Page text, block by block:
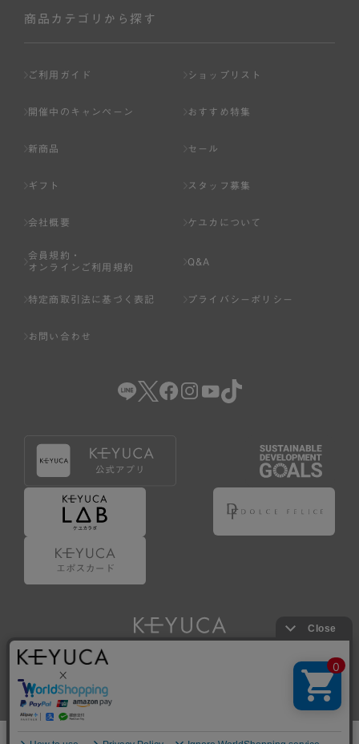
商品カテゴリから探す
ご利用ガイド ショップリスト
開催中のキャンペーン おすすめ特集
新商品 セール
ギフト スタッフ募集
会社概要 ケユカについて
会員規約・
オンラインご利用規約
Q&A
特定商取引法に基づく表記 プライバシーポリシー
お問い合わせ
Copyright © KAWAJUN Co., Ltd. All Rights Reserved.